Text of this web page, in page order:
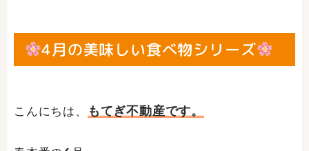
4月の美味しい食べ物シリーズ
こんにちは、 もてぎ不動産です。